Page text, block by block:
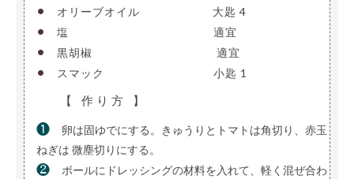
• オリーブオイル 大匙 4
• 塩 適宜
• 黒胡椒 適宜
• スマック 小匙 1
【 作り方 】
❶
卵は固ゆでにする。きゅうりとトマトは角切り、赤玉
ねぎは 微塵切りにする。
❷
ボールにドレッシングの材料を入れて、軽く混ぜ合わ